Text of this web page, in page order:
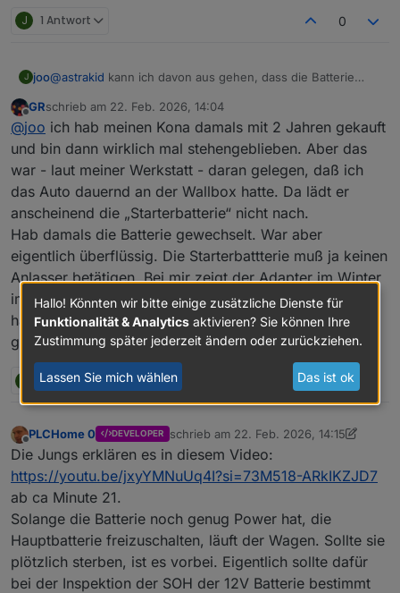
J 1 Antwort 0
J joo@astrakid kann ich davon aus gehen, dass die Batterie
liegen bei mir zwischen 61% und 77%. Sieht bei dir ja
deutlich besser aus. Bei 65% hatte ich 11,9V gemessen.
Habe den Kona gebraucht gekauft und der ist jetzt ca. 4
Jahre alt. Ob die Batterie in der Zeit mal gewechselt wurde,
kann ich nicht sagen.
Offline
GRschrieb am 22. Feb. 2026, 14:04
zuletzt editiert von
@joo ich hab meinen Kona damals mit 2 Jahren gekauft
und bin dann wirklich mal stehengeblieben. Aber das
war - laut meiner Werkstatt - daran gelegen, daß ich
das Auto dauernd an der Wallbox hatte. Da lädt er
anscheinend die „Starterbatterie“ nicht nach.
Hab damals die Batterie gewechselt. War aber
eigentlich überflüssig. Die Starterbattterie muß ja keinen
Anlasser betätigen. Bei mir zeigt der Adapter im Winter
immer Warnungen an, daß die (neue) Batterie nur 63%
hat. Das hat aber nie irgendwelche Auswirkungen
gehabt. Bin auch bei -10 C losgefahren.
1 Antwort 0
Offline
PLCHome 0 DEVELOPER schrieb am 22. Feb. 2026, 14:15
zuletzt editiert von PLCHome 0
Die Jungs erklären es in diesem Video:
https://youtu.be/jxyYMNuUq4I?si=73M518-ARkIKZJD7
ab ca Minute 21.
Solange die Batterie noch genug Power hat, die
Hauptbatterie freizuschalten, läuft der Wagen. Sollte sie
plötzlich sterben, ist es vorbei. Eigentlich sollte dafür
bei der Inspektion der SOH der 12V Batterie bestimmt
Hallo! Könnten wir bitte einige zusätzliche Dienste für
Funktionalität & Analytics aktivieren? Sie können Ihre
Zustimmung später jederzeit ändern oder zurückziehen.
Lassen Sie mich wählen Das ist ok